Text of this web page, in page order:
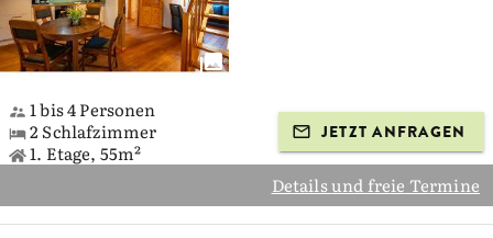
1 bis 4 Personen
2 Schlafzimmer
1. Etage, 55m²
JETZT ANFRAGEN
Details und freie Termine